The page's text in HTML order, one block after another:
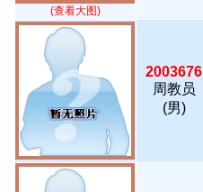
(查看大图)
2003676
周教员
(男)